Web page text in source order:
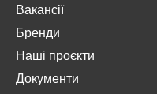
Вакансії
Бренди
Наші проєкти
Документи